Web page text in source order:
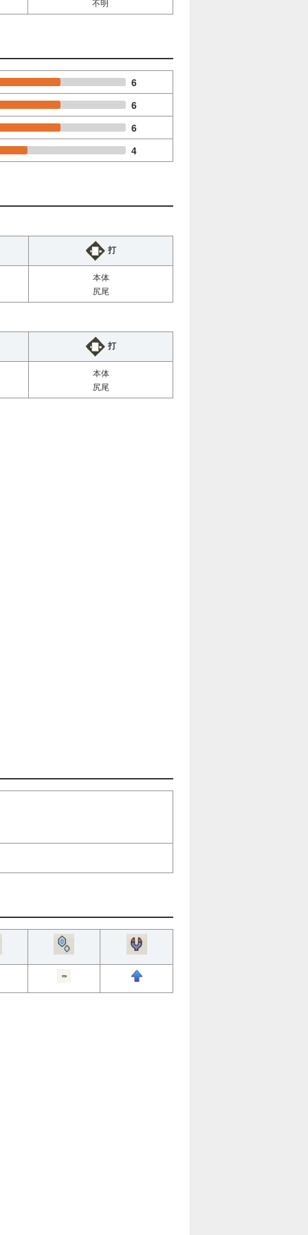
不明
6
6
6
4
打
本体
尻尾
打
本体
尻尾